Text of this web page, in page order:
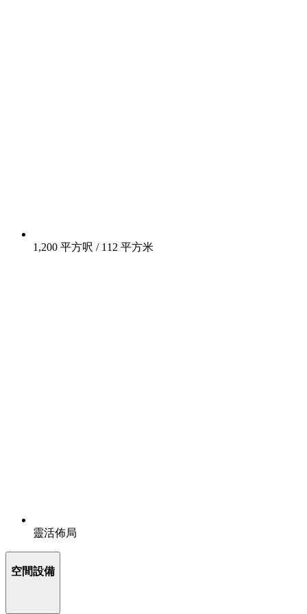
1,200 平方呎 / 112 平方米
靈活佈局
空間設備